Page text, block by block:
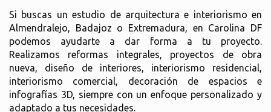
Si buscas un estudio de arquitectura e interiorismo en
Almendralejo, Badajoz o Extremadura, en Carolina DF
podemos ayudarte a dar forma a tu proyecto.
Realizamos reformas integrales, proyectos de obra
nueva, diseño de interiores, interiorismo residencial,
interiorismo comercial, decoración de espacios e
infografías 3D, siempre con un enfoque personalizado y
adaptado a tus necesidades.